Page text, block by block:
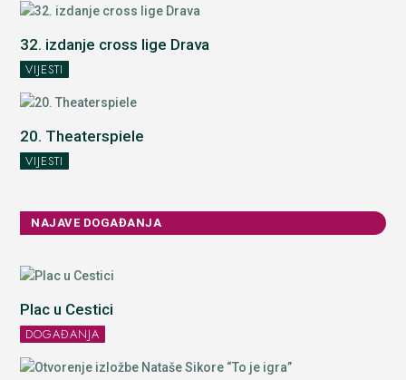
32. izdanje cross lige Drava
VIJESTI
20. Theaterspiele
VIJESTI
NAJAVE DOGAĐANJA
Plac u Cestici
DOGAĐANJA